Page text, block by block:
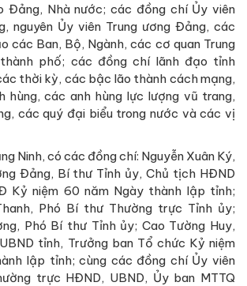
Đảng, Nhà nước; các đồng chí Ủy viên
nguyên Ủy viên Trung ương Đảng, các
các Ban, Bộ, Ngành, các cơ quan Trung
phố; các đồng chí lãnh đạo tỉnh
thời kỳ, các bậc lão thành cách mạng,
hùng, các anh hùng lực lượng vũ trang,
các quý đại biểu trong nước và các vị
Ninh, có các đồng chí: Nguyễn Xuân Ký,
Đảng, Bí thư Tỉnh ủy, Chủ tịch HĐND
Kỷ niệm 60 năm Ngày thành lập tỉnh;
Phó Bí thư Thường trực Tỉnh ủy;
Phó Bí thư Tỉnh ủy; Cao Tường Huy,
tỉnh, Trưởng ban Tổ chức Kỷ niệm
lập tỉnh; cùng các đồng chí Ủy viên
trực HĐND, UBND, Ủy ban MTTQ